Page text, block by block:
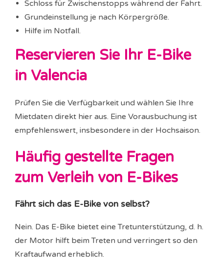
Schloss für Zwischenstopps während der Fahrt.
Grundeinstellung je nach Körpergröße.
Hilfe im Notfall.
Reservieren Sie Ihr E-Bike
in Valencia
Prüfen Sie die Verfügbarkeit und wählen Sie Ihre
Mietdaten direkt hier aus. Eine Vorausbuchung ist
empfehlenswert, insbesondere in der Hochsaison.
Häufig gestellte Fragen
zum Verleih von E-Bikes
Fährt sich das E-Bike von selbst?
Nein. Das E-Bike bietet eine Tretunterstützung, d. h.
der Motor hilft beim Treten und verringert so den
Kraftaufwand erheblich.